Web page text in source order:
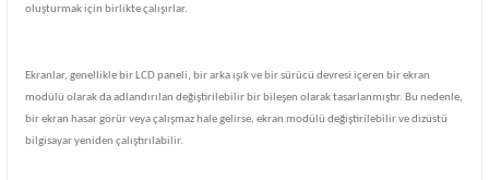
oluşturmak için birlikte çalışırlar.
Ekranlar, genellikle bir LCD paneli, bir arka ışık ve bir sürücü devresi içeren bir ekran
modülü olarak da adlandırılan değiştirilebilir bir bileşen olarak tasarlanmıştır. Bu nedenle,
bir ekran hasar görür veya çalışmaz hale gelirse, ekran modülü değiştirilebilir ve dizüstü
bilgisayar yeniden çalıştırılabilir.